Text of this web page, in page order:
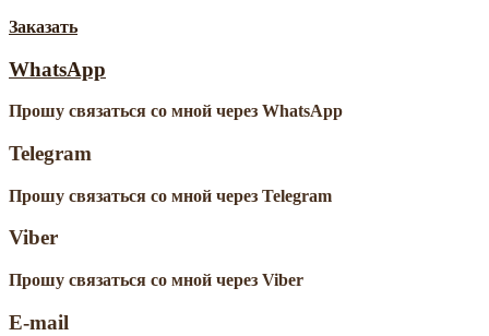
Заказать
WhatsApp
Прошу связаться со мной через WhatsApp
Telegram
Прошу связаться со мной через Telegram
Viber
Прошу связаться со мной через Viber
E-mail